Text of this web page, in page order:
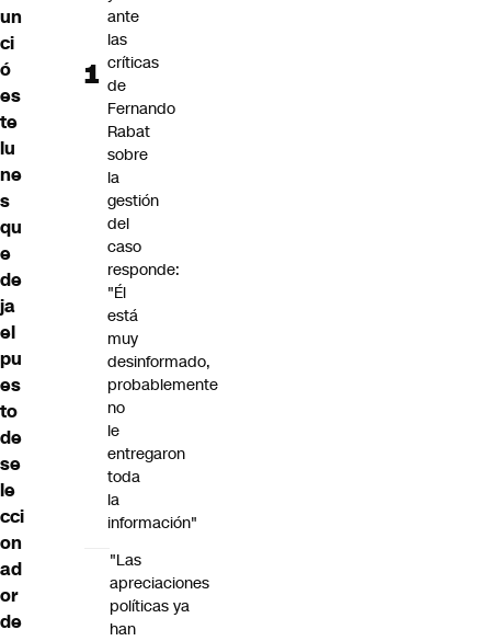
un
ci
ó
es
te
lu
ne
s
qu
e
de
ja
el
pu
es
to
de
se
le
cci
on
ad
or
de
ante
las
críticas
de
Fernando
Rabat
sobre
la
gestión
del
caso
responde:
"Él
está
muy
desinformado,
probablemente
no
le
entregaron
toda
la
información"
"Las
apreciaciones
políticas ya
han